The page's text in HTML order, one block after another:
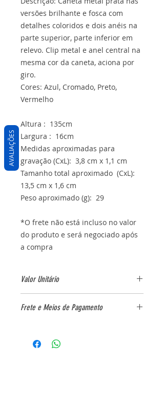
versões brilhante e fosca com
detalhes coloridos e dois anéis na
parte superior, parte inferior em
relevo. Clip metal e anel central na
mesma cor da caneta, aciona por
giro.
Cores: Azul, Cromado, Preto,
Vermelho
Altura : 135cm
Largura : 16cm
Medidas aproximadas para
gravação (CxL): 3,8 cm x 1,1 cm
Tamanho total aproximado (CxL):
13,5 cm x 1,6 cm
Peso aproximado (g): 29
*O frete não está incluso no valor
do produto e será negociado após
a compra
Valor Unitário
valor unitário
Frete e Meios de Pagamento
às variações de tamanho e
quantidade devera ser negociado
AVALIAÇÕES